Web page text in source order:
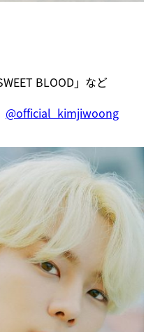
BLOOD」など
@official_kimjiwoong